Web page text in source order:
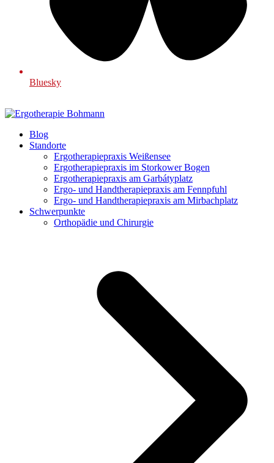
Bluesky
Blog
Standorte
Ergotherapiepraxis Weißensee
Ergotherapiepraxis im Storkower Bogen
Ergotherapiepraxis am Garbátyplatz
Ergo- und Handtherapiepraxis am Fennpfuhl
Ergo- und Handtherapiepraxis am Mirbachplatz
Schwerpunkte
Orthopädie und Chirurgie